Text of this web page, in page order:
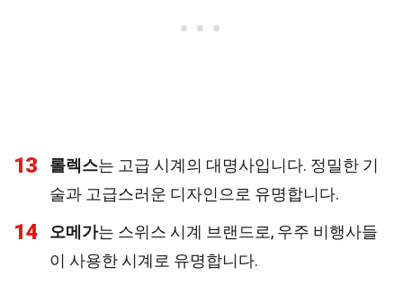
13 롤렉스는 고급 시계의 대명사입니다. 정밀한 기
술과 고급스러운 디자인으로 유명합니다.
14 오메가는 스위스 시계 브랜드로, 우주 비행사들
이 사용한 시계로 유명합니다.